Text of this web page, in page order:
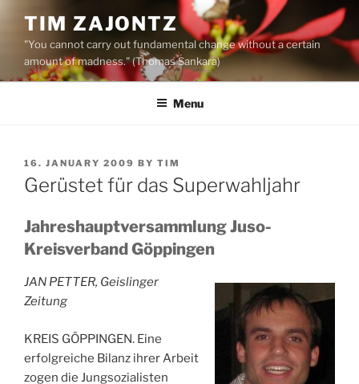
content
TIM ZAJONTZ
"You cannot carry out fundamental change without a certain
amount of madness." (Thomas Sankara)
Menu
POSTED
ON
16. JANUARY 2009 BY TIM
Gerüstet für das Superwahljahr
Jahreshauptversammlung Juso-
Kreisverband Göppingen
JAN PETTER, Geislinger
Zeitung
KREIS GÖPPINGEN. Eine
erfolgreiche Bilanz ihrer Arbeit
zogen die Jungsozialisten